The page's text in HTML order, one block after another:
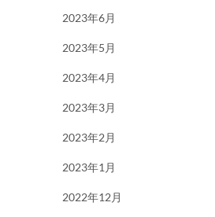
2023年6月
2023年5月
2023年4月
2023年3月
2023年2月
2023年1月
2022年12月